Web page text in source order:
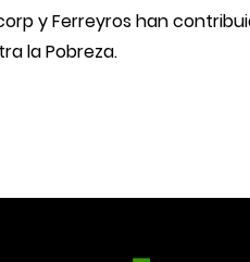
y Ferreyros han
la Pobreza.